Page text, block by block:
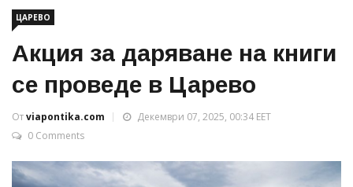
ЦАРЕВО
Акция за даряване на книги
се проведе в Царево
Отviapontika.com
Декември 07, 2025, 00:34 EET
0 Comments